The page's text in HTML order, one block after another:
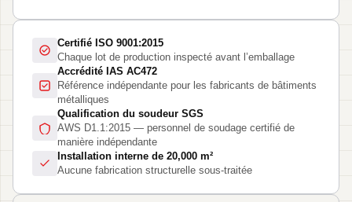
Certifié ISO 9001:2015
Chaque lot de production inspecté avant l’emballage
Accrédité IAS AC472
Référence indépendante pour les fabricants de bâtiments
métalliques
Qualification du soudeur SGS
AWS D1.1:2015 — personnel de soudage certifié de
manière indépendante
Installation interne de 20,000 m²
Aucune fabrication structurelle sous-traitée